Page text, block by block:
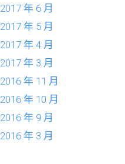
2017 年 6 月
2017 年 5 月
2017 年 4 月
2017 年 3 月
2016 年 11 月
2016 年 10 月
2016 年 9 月
2016 年 3 月